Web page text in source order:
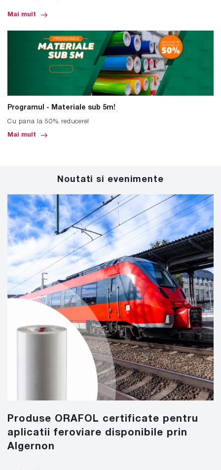
Mai mult
Programul - Materiale sub 5m!
Cu pana la 50% reducere!
Mai mult
Noutati si evenimente
Produse ORAFOL certificate pentru
aplicatii feroviare disponibile prin
Algernon